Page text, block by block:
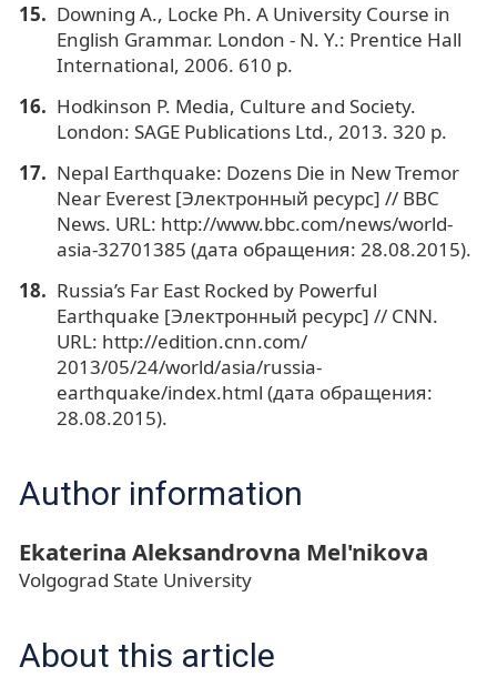
Downing A., Locke Ph. A University Course in
English Grammar. London - N. Y.: Prentice Hall
International, 2006. 610 p.
Hodkinson P. Media, Culture and Society.
London: SAGE Publications Ltd., 2013. 320 p.
Nepal Earthquake: Dozens Die in New Tremor
Near Everest [Электронный ресурс] // BBC
News. URL: http://www.bbc.com/news/world-
asia-32701385 (дата обращения: 28.08.2015).
Russia’s Far East Rocked by Powerful
Earthquake [Электронный ресурс] // CNN.
URL: http://edition.cnn.com/
2013/05/24/world/asia/russia-
earthquake/index.html (дата обращения:
28.08.2015).
Author information
Ekaterina Aleksandrovna Mel'nikova
Volgograd State University
About this article